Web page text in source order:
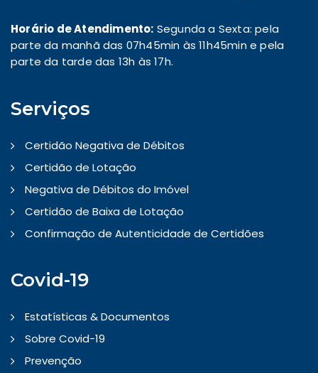
Horário de Atendimento: Segunda a Sexta: pela
parte da manhã das 07h45min às 11h45min e pela
parte da tarde das 13h às 17h.
Serviços
Certidão Negativa de Débitos
Certidão de Lotação
Negativa de Débitos do Imóvel
Certidão de Baixa de Lotação
Confirmação de Autenticidade de Certidões
Covid-19
Estatísticas & Documentos
Sobre Covid-19
Prevenção